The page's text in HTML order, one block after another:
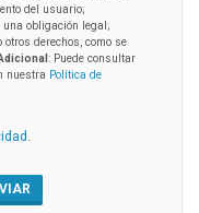
del usuario;
una obligación legal;
derechos, como se
: Puede consultar
nuestra Política de